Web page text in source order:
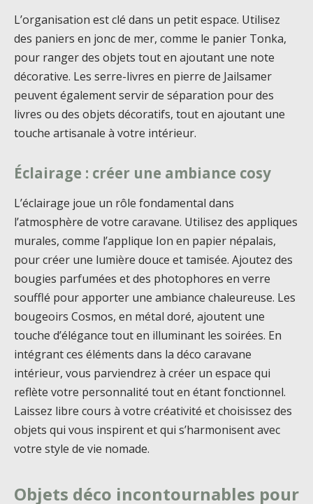
L’organisation est clé dans un petit espace. Utilisez
des paniers en jonc de mer, comme le panier Tonka,
pour ranger des objets tout en ajoutant une note
décorative. Les serre-livres en pierre de Jailsamer
peuvent également servir de séparation pour des
livres ou des objets décoratifs, tout en ajoutant une
touche artisanale à votre intérieur.
Éclairage : créer une ambiance cosy
L’éclairage joue un rôle fondamental dans
l’atmosphère de votre caravane. Utilisez des appliques
murales, comme l’applique Ion en papier népalais,
pour créer une lumière douce et tamisée. Ajoutez des
bougies parfumées et des photophores en verre
soufflé pour apporter une ambiance chaleureuse. Les
bougeoirs Cosmos, en métal doré, ajoutent une
touche d’élégance tout en illuminant les soirées. En
intégrant ces éléments dans la déco caravane
intérieur, vous parviendrez à créer un espace qui
reflète votre personnalité tout en étant fonctionnel.
Laissez libre cours à votre créativité et choisissez des
objets qui vous inspirent et qui s’harmonisent avec
votre style de vie nomade.
Objets déco incontournables pour